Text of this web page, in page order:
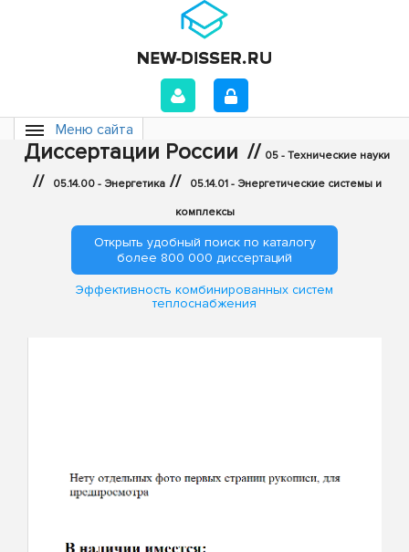
Меню сайта
Диссертации России // 05 - Технические науки
// 05.14.00 - Энергетика // 05.14.01 - Энергетические системы и
комплексы
Открыть удобный поиск по каталогу
более 800 000 диссертаций
Эффективность комбинированных систем
теплоснабжения